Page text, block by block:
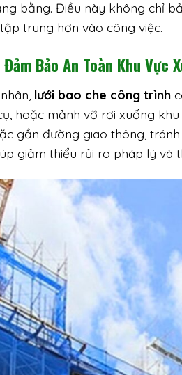
bằng. Điều này không chỉ
trung hơn vào công việc.
Bảo An Toàn Khu Vực
lưới bao che công trình
hoặc mảnh vỡ rơi xuống
gần đường giao thông,
giảm thiểu rủi ro pháp lý và